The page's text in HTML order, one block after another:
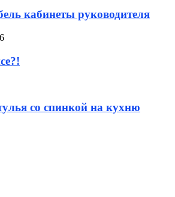
кабинеты руководителя
со спинкой на кухню